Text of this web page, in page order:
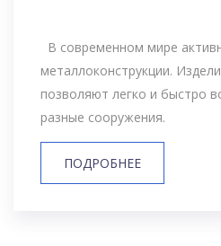
В современном мире
металлоконструкции.
позволяют легко и быстро
разные сооружения.
ПОДРОБНЕЕ